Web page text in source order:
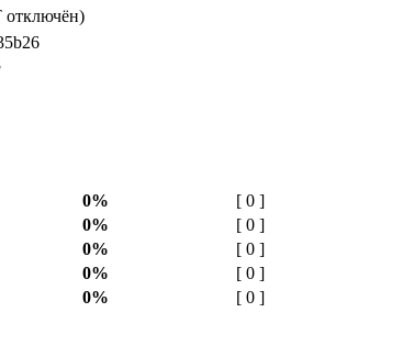
отключён)
0%
[ 0 ]
0%
[ 0 ]
0%
[ 0 ]
0%
[ 0 ]
0%
[ 0 ]